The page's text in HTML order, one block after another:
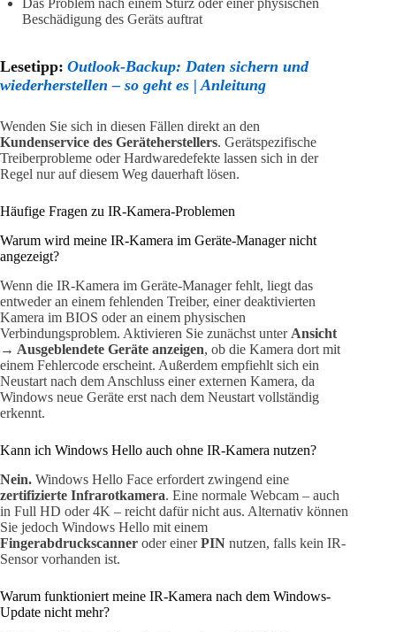
Das Problem nach einem Sturz oder einer physischen
Beschädigung des Geräts auftrat
Lesetipp: Outlook-Backup: Daten sichern und
wiederherstellen – so geht es | Anleitung
Wenden Sie sich in diesen Fällen direkt an den
Kundenservice des Geräteherstellers. Gerätspezifische
Treiberprobleme oder Hardwaredefekte lassen sich in der
Regel nur auf diesem Weg dauerhaft lösen.
Häufige Fragen zu IR-Kamera-Problemen
Warum wird meine IR-Kamera im Geräte-Manager nicht
angezeigt?
Wenn die IR-Kamera im Geräte-Manager fehlt, liegt das
entweder an einem fehlenden Treiber, einer deaktivierten
Kamera im BIOS oder an einem physischen
Verbindungsproblem. Aktivieren Sie zunächst unter Ansicht
→ Ausgeblendete Geräte anzeigen, ob die Kamera dort mit
einem Fehlercode erscheint. Außerdem empfiehlt sich ein
Neustart nach dem Anschluss einer externen Kamera, da
Windows neue Geräte erst nach dem Neustart vollständig
erkennt.
Kann ich Windows Hello auch ohne IR-Kamera nutzen?
Nein. Windows Hello Face erfordert zwingend eine
zertifizierte Infrarotkamera. Eine normale Webcam – auch
in Full HD oder 4K – reicht dafür nicht aus. Alternativ können
Sie jedoch Windows Hello mit einem
Fingerabdruckscanner oder einerPIN nutzen, falls kein IR-
Sensor vorhanden ist.
Warum funktioniert meine IR-Kamera nach dem Windows-
Update nicht mehr?